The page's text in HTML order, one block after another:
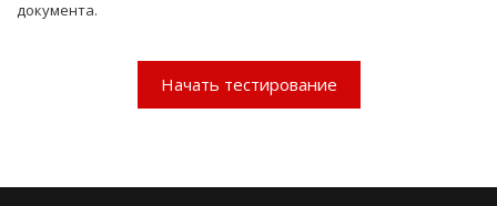
документа.
Начать тестирование